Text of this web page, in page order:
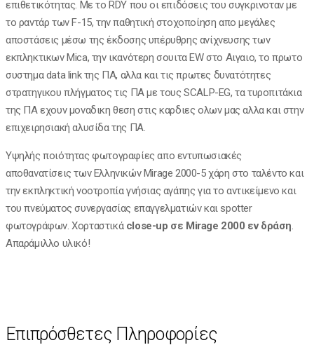
επιθετικότητας. Με το RDY που οι επιδόσεις του συγκρινοταν με
το ραντάρ των F-15, την παθητική στοχοποίηση απο μεγάλες
αποστάσεις μέσω της έκδοσης υπέρυθρης ανίχνευσης των
εκπληκτικων Μica, την ικανότερη σουιτα EW στο Αιγαιο, το πρωτο
συστημα data link της ΠΑ, αλλα και τις πρωτες δυνατότητες
στρατηγικου πλήγματος τις ΠΑ με τους SCALP-EG, τα τυροπιτάκια
της ΠΑ εχουν μοναδικη θεση στις καρδιες ολων μας αλλα και στην
επιχειρησιακή αλυσίδα της ΠΑ.
Υψηλής ποιότητας φωτογραφίες απο εντυπωσιακές
αποθανατίσεις των Ελληνικών Μirage 2000-5 χάρη στο ταλέντο και
την εκπληκτική νοοτροπία γνήσιας αγάπης για το αντικείμενο και
του πνεύματος συνεργασίας επαγγελματιών και spotter
φωτογράφων. Χορταστικά close-up σε Mirage 2000 εν δράση.
Απαράμιλλο υλικό!
Επιπρόσθετες Πληροφορίες